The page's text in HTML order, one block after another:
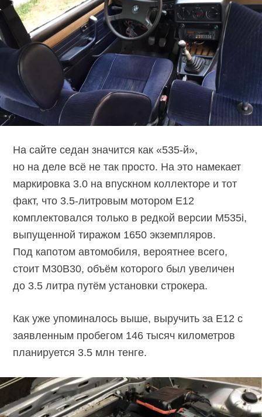
На сайте седан значится как «535-й»,
но на деле всё не так просто. На это намекает
маркировка 3.0 на впускном коллекторе и тот
факт, что 3.5-литровым мотором E12
комплектовался только в редкой версии M535i,
выпущенной тиражом 1650 экземпляров.
Под капотом автомобиля, вероятнее всего,
стоит M30B30, объём которого был увеличен
до 3.5 литра путём установки строкера.
Как уже упоминалось выше, выручить за E12 с
заявленным пробегом 146 тысяч километров
планируется 3.5 млн тенге.